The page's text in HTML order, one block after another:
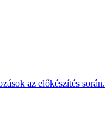
az előkészítés során.